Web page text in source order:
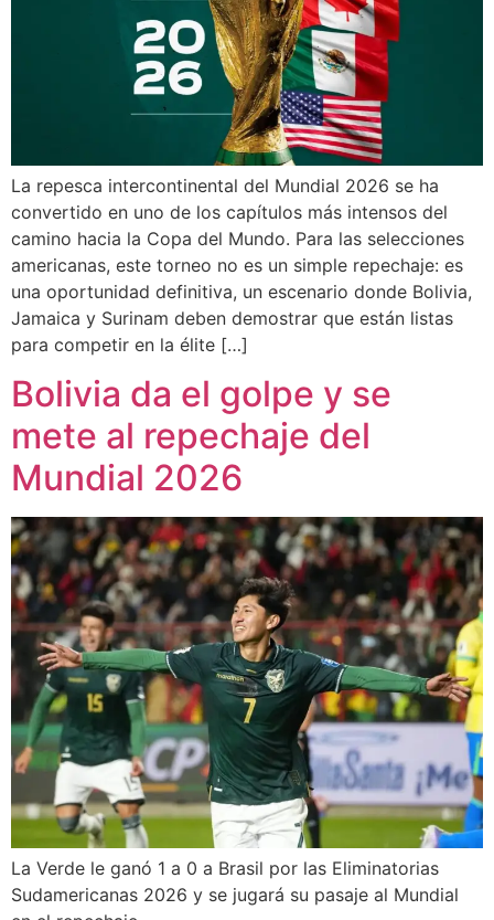
La repesca intercontinental del Mundial 2026 se ha
convertido en uno de los capítulos más intensos del
camino hacia la Copa del Mundo. Para las selecciones
americanas, este torneo no es un simple repechaje: es
una oportunidad definitiva, un escenario donde Bolivia,
Jamaica y Surinam deben demostrar que están listas
para competir en la élite […]
Bolivia da el golpe y se
mete al repechaje del
Mundial 2026
La Verde le ganó 1 a 0 a Brasil por las Eliminatorias
Sudamericanas 2026 y se jugará su pasaje al Mundial